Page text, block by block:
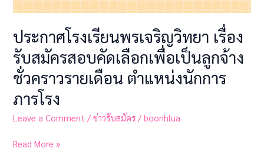
ประกาศโรงเรียนพรเจริญวิทยา เรื่อง
รับสมัครสอบคัดเลือกเพื่อเป็นลูกจ้าง
ชั่วคราวรายเดือน ตำแหน่งนักการ
ภารโรง
Leave a Comment /ข่าวรับสมัคร /boonhlua
ตำแหน่ง
ภารโรง
Read More »